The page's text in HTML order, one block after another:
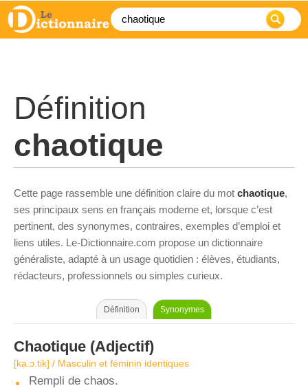
Définition
chaotique
Cette page rassemble une définition claire du mot chaotique,
ses principaux sens en français moderne et, lorsque c’est
pertinent, des synonymes, contraires, exemples d’emploi et
liens utiles. Le-Dictionnaire.com propose un dictionnaire
généraliste, adapté à un usage quotidien : élèves, étudiants,
rédacteurs, professionnels ou simples curieux.
Définition Synonymes
Chaotique (Adjectif)
[ka.ɔ.tik] / Masculin et féminin identiques
Rempli de chaos.